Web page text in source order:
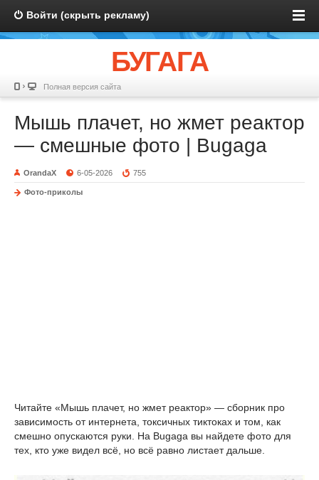
Войти (скрыть рекламу)
БУГАГА
Полная версия сайта
Мышь плачет, но жмет реактор
— смешные фото | Bugaga
OrandaX 6-05-2026 755
Фото-приколы
Читайте «Мышь плачет, но жмет реактор» — сборник про
зависимость от интернета, токсичных тиктоках и том, как
смешно опускаются руки. На Bugaga вы найдете фото для
тех, кто уже видел всё, но всё равно листает дальше.